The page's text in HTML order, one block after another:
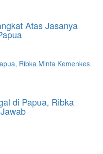
Atas Jasanya
di Papua, Ribka